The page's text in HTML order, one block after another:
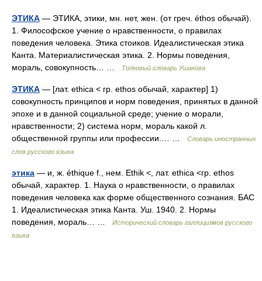
ЭТИКА — ЭТИКА, этики, мн. нет, жен. (от греч. éthos обычай).
1. Философское учение о нравственности, о правилах
поведения человека. Этика стоиков. Идеалистическая этика
Канта. Материалистическая этика. 2. Нормы поведения,
мораль, совокупность… …
Толковый словарь Ушакова
ЭТИКА — [лат. ethica < гр. ethos обычай, характер] 1)
совокупность принципов и норм поведения, принятых в данной
эпохе и в данной социальной среде; учение о морали,
нравственности; 2) система норм, мораль какой л.
общественной группы или профессии.… …
Словарь иностранных
слов русского языка
этика — и, ж. éthique f., нем. Ethik <, лат. ethica <гр. ethos
обычай, характер. 1. Наука о нравственности, о правилах
поведения человека как форме общественного сознания. БАС
1. Идеалистическая этика Канта. Уш. 1940. 2. Нормы
поведения, мораль… …
Исторический словарь галлицизмов русского
языка